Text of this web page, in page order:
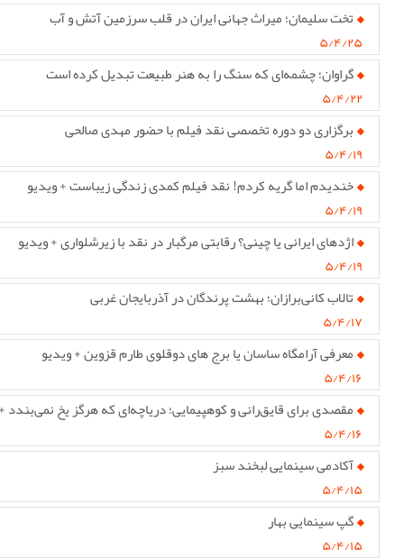
تخت سلیمان؛ میراث جهانی ایران در قلب سرزمین آتش و آب
۵/۴/۲۵
گراوان؛ چشمه‌ای که سنگ را به هنر طبیعت تبدیل کرده است
۵/۴/۲۲
برگزاری دو دوره تخصصی نقد فیلم با حضور مهدی صالحی
۵/۴/۱۹
خندیدم اما گریه کردم! نقد فیلم کمدی زندگی زیباست + ویدیو
۵/۴/۱۹
اژدهای ایرانی یا چینی؟ رقابتی مرگبار در نقد با زیرشلواری + ویدیو
۵/۴/۱۹
تالاب کانی‌برازان؛ بهشت پرندگان در آذربایجان غربی
۵/۴/۱۷
معرفی آرامگاه ساسان یا برج های دوقلوی طارم قزوین + ویدیو
۵/۴/۱۶
مقصدی برای قایق‌رانی و کوهپیمایی؛ دریاچه‌ای که هرگز یخ نمی‌بندد
۵/۴/۱۶
آکادمی سینمایی لبخند سبز
۵/۴/۱۵
گپ سینمایی بهار
۵/۴/۱۵